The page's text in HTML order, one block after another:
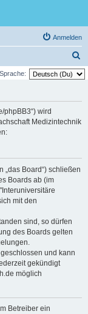
Anmelden
u
Sprache:
phpBB3“) wird
Medizintechnik
„das Board“) schließen
Boards ab (im
mit den
sind, so dürfen
des Boards gelten
und kann
gekündigt
möglich
Betreiber ein